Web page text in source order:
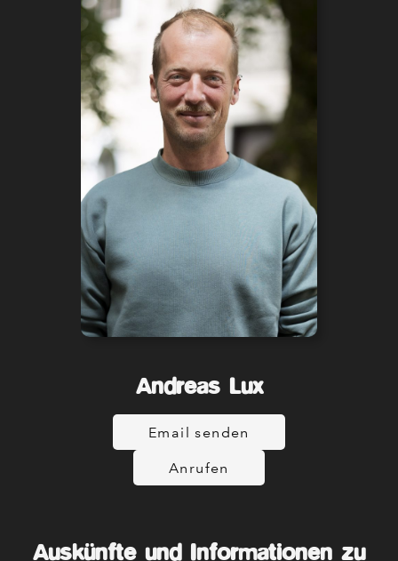
Andreas Lux
Email senden
Anrufen
Auskünfte und Informationen zu